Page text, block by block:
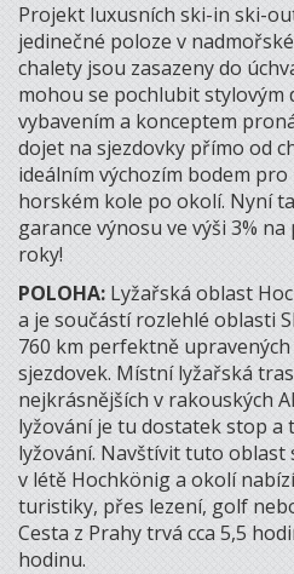
Projekt luxusních ski-in ski-
jedinečné poloze v
chalety jsou zasazeny do
mohou se pochlubit stylovým
vybavením a konceptem
dojet na sjezdovky přímo od
ideálním výchozím bodem
horském kole po okolí. Nyní
garance výnosu ve výši 3%
roky!
POLOHA: Lyžařská oblast
a je součástí rozlehlé oblasti
760 km perfektně
sjezdovek. Místní lyžařská
nejkrásnějších v rakouských
lyžování je tu dostatek stop a
lyžování. Navštívit tuto oblast
v létě Hochkönig a okolí
turistiky, přes lezení, golf
Cesta z Prahy trvá cca 5,5
hodinu.